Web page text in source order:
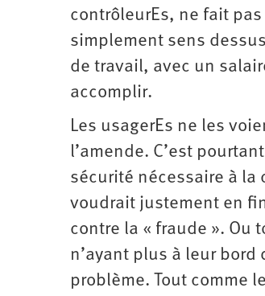
contrôleurEs, ne fait
simplement sens
de travail, avec un
accomplir.
Les usagerEs ne les
l’amende. C’est
sécurité nécessaire à la
voudrait justement en
contre la « fraude ». Ou
n’ayant plus à leur
problème. Tout comme